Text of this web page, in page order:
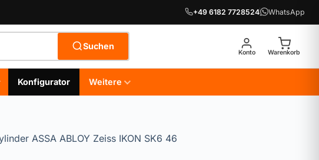
+49 6182 7728524 WhatsApp
Suchen
Konto Warenkorb
Konfigurator Weitere
ASSA ABLOY Zeiss IKON SK6 46